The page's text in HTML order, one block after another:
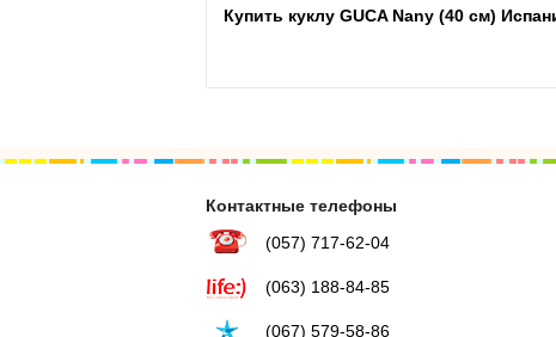
Купить куклу GUCA Nany (40 см)
Контактные телефоны
(057) 717-62-04
(063) 188-84-85
(067) 579-58-86